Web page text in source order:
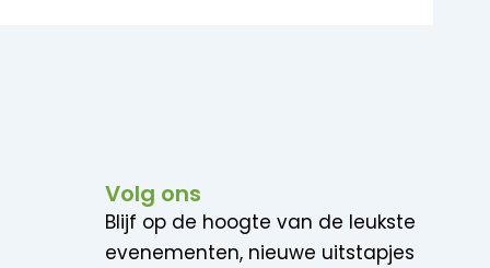
Volg ons
Blijf op de hoogte van de leukste
evenementen, nieuwe uitstapjes